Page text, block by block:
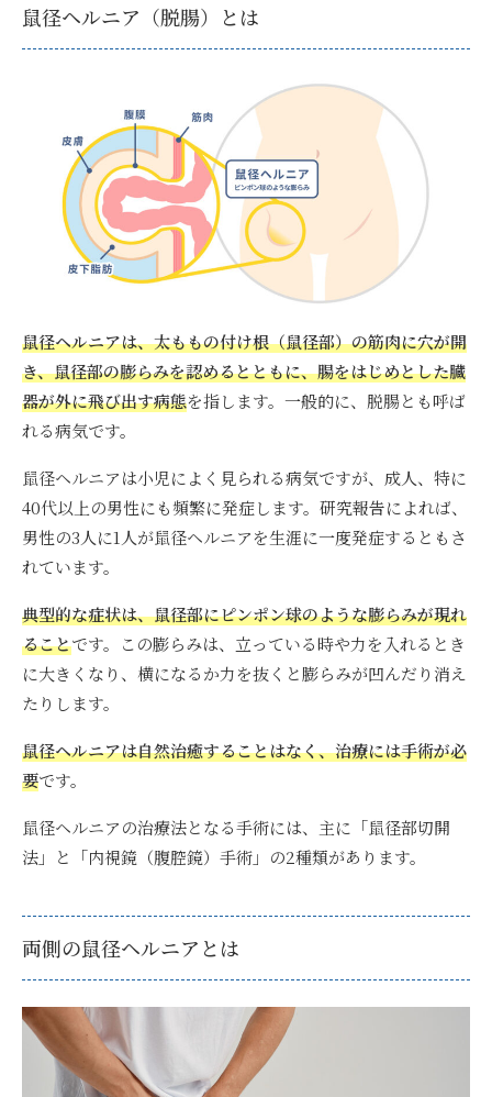
鼠径ヘルニア（脱腸）とは
鼠径ヘルニアは、太ももの付け根（鼠径部）の筋肉に穴が開
き、鼠径部の膨らみを認めるとともに、腸をはじめとした臓
器が外に飛び出す病態を指します。 一般的に、脱腸とも呼ば
れる病気です。
鼠径ヘルニアは小児によく見られる病気ですが、成人、特に
40代以上の男性にも頻繁に発症します。研究報告によれば、
男性の3人に1人が鼠径ヘルニアを生涯に一度発症するともさ
れています。
典型的な症状は、鼠径部にピンポン球のような膨らみが現れ
ることです。
この膨らみは、立っている時や力を入れるとき
に大きくなり、横になるか力を抜くと膨らみが凹んだり消え
たりします。
鼠径ヘルニアは自然治癒することはなく、治療には手術が必
要です。
鼠径ヘルニアの治療法となる手術には、主に「鼠径部切開
法」と「内視鏡（腹腔鏡）手術」の2種類があります。
両側の鼠径ヘルニアとは